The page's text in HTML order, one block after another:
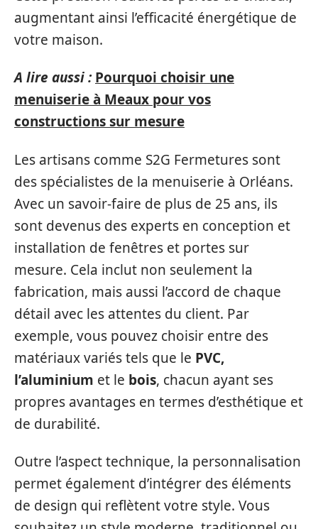
augmentant ainsi l’efficacité énergétique de
votre maison.
A lire aussi : Pourquoi choisir une
menuiserie à Meaux pour vos
constructions sur mesure
Les artisans comme S2G Fermetures sont
des spécialistes de la menuiserie à Orléans.
Avec un savoir-faire de plus de 25 ans, ils
sont devenus des experts en conception et
installation de fenêtres et portes sur
mesure. Cela inclut non seulement la
fabrication, mais aussi l’accord de chaque
détail avec les attentes du client. Par
exemple, vous pouvez choisir entre des
matériaux variés tels que le PVC,
l’aluminium et le bois, chacun ayant ses
propres avantages en termes d’esthétique et
de durabilité.
Outre l’aspect technique, la personnalisation
permet également d’intégrer des éléments
de design qui reflètent votre style. Vous